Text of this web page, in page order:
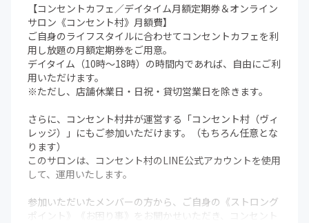
【コンセントカフェ／デイタイム月額定期券＆オンライン
サロン《コンセント村》月額費】
ご自身のライフスタイルに合わせてコンセントカフェを利
用し放題の月額定期券をご用意。
デイタイム（10時〜18時）の時間内であれば、自由にご利
用いただけます。
※ただし、店舗休業日・日祝・貸切営業日を除きます。
さらに、コンセント村井が運営する「コンセント村（ヴィ
レッジ）」にもご参加いただけます。（もちろん任意とな
ります）
このサロンは、コンセント村のLINE公式アカウントを使用
して、運用いたします。
参加いただいたメンバーの方から、ご自身の《ストロング
ポイント》《お困り事》をお聞かせいただき、コンセント